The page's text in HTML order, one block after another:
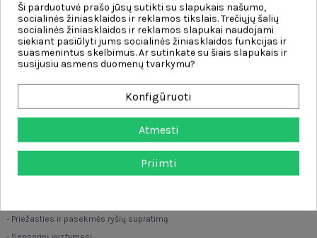
gyvūnas iššoka! Šis interaktyvus iššokantis žaislas yra gerai pagamintas, itin
patvarus ir atsparus pažeidimams. Tai puiki dovana įvairiomis progomis, ne
tik suteikianti džiaugsmo, bet ir padedanti lavinti smulkiąją motoriką bei
suprasti priežasties ir pasekmės ryšius.
Produkto savybės:
- Interaktyvus žaislas su iššokančiu mechanizmu (transporto priemonės
iššoka paspaudus)
- Aktyvuojamas įvairiais valdikliais: jungikliu, rankenėle ir mygtukais
- Maitinamas baterijomis (AAA baterijos nepridedamos)
- Priežasties ir pasekmės ryšių supratimą
Ši parduotuvė prašo jūsų sutikti su slapukais našumo,
socialinės žiniasklaidos ir reklamos tikslais. Trečiųjų šalių
socialinės žiniasklaidos ir reklamos slapukai naudojami
siekiant pasiūlyti jums socialinės žiniasklaidos funkcijas ir
suasmenintus skelbimus. Ar sutinkate su šiais slapukais ir
susijusiu asmens duomenų tvarkymu?
Konfigūruoti
Atmesti
Priimti